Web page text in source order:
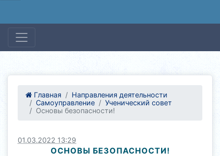
Главная
Направления деятельности
Самоуправление
Ученический совет
Основы безопасности!
01.03.2022 13:29
ОСНОВЫ БЕЗОПАСНОСТИ!